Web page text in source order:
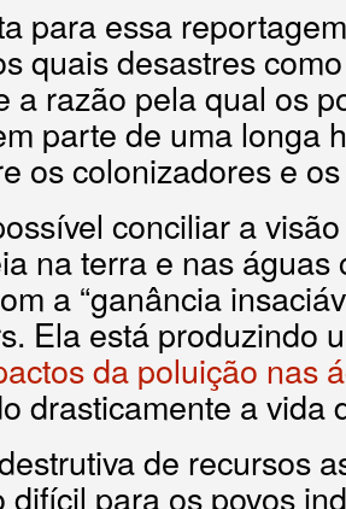
para essa
quais desastres
a razão pela qual os
parte de uma longa
os colonizadores e
conciliar a
na terra e nas águas
a “ganância
Ela está produzindo
da poluição nas
drasticamente a vida
de recursos
difícil para os povos